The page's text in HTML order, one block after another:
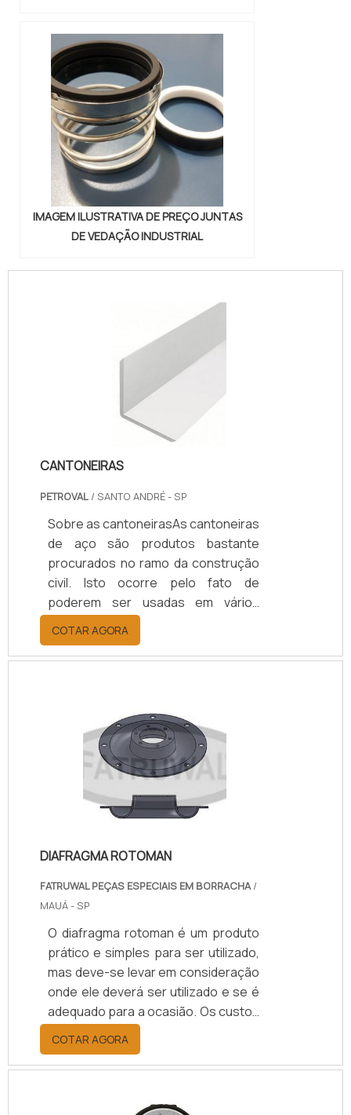
IMAGEM ILUSTRATIVA DE PREÇO JUNTAS
DE VEDAÇÃO INDUSTRIAL
CANTONEIRAS
PETROVAL / SANTO ANDRÉ - SP
Sobre as cantoneirasAs cantoneiras
de aço são produtos bastante
procurados no ramo da construção
civil. Isto ocorre pelo fato de
poderem ser usadas em vários
projetos de construção, sempre
proporcionando alta resistência
advinda do tipo ferro utilizado como
cantoneiras são produtos versáteis
podendo ser usado em diversos
setores, esse tipo de peça é
extremamente resistente e por isso
preferencialmente é aplicada em:
Estruturas metálicas; To.
COTAR AGORA
DIAFRAGMA ROTOMAN
FATRUWAL PEÇAS ESPECIAIS EM BORRACHA/
MAUÁ - SP
O diafragma rotoman é um produto
prático e simples para ser utilizado,
mas deve-se levar em consideração
onde ele deverá ser utilizado e se é
adequado para a ocasião. Os custos
geralmente são baixos e o resultado
é mais eficiente, o produto feito em
borracha, normalmente, resistente
produto oferece flexibilidade, é
COTAR AGORA